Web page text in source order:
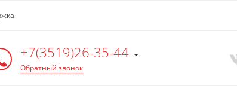
+7(3519)26-35-44
Обратный звонок